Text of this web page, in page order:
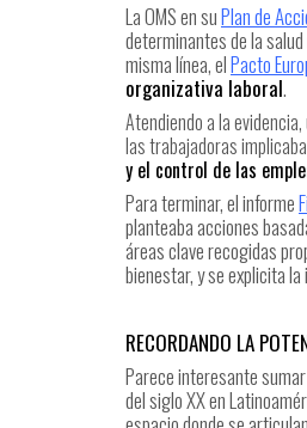
La OMS en suPlan de
determinantes de la
misma línea, elPacto
organizativa laboral.
Atendiendo a la evidencia,
las trabajadoras
y el control de las
Para terminar, el informe
planteaba acciones
áreas clave recogidas
bienestar, y se explicita
RECORDANDO LA
Parece interesante
del siglo XX en